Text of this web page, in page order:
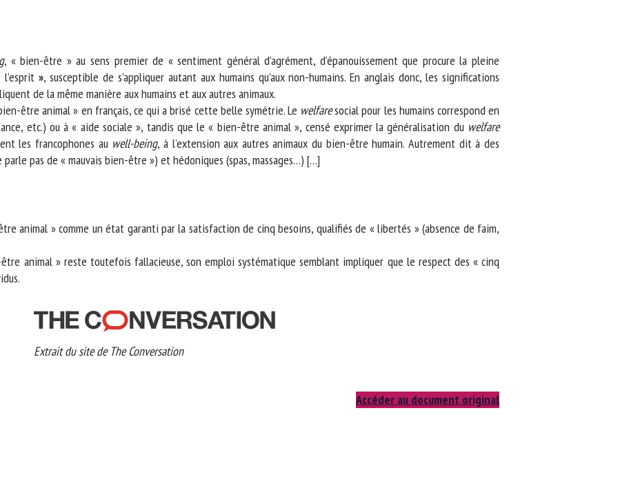
« bien-être » au sens premier de « sentiment général d’agrément, d’épanouissement que procure la pleine
» , susceptible de s’appliquer autant aux humains qu’aux non-humains. En anglais donc, les significations
de la même manière aux humains et aux autres animaux.
être animal » en français, ce qui a brisé cette belle symétrie. Lewelfaresocial pour les humains correspond en
etc.) ou à « aide sociale », tandis que le « bien-être animal », censé exprimer la généralisation duwelfare
les francophones auwell-being, à l’extension aux autres animaux du bien-être humain. Autrement dit à des
pas de « mauvais bien-être ») et hédoniques (spas, massages…) […]
animal » comme un état garanti par la satisfaction de cinq besoins, qualifiés de « libertés » (absence de faim,
animal » reste toutefois fallacieuse, son emploi systématique semblant impliquer que le respect des « cinq
Extrait du site de The Conversation
Accéder au document original